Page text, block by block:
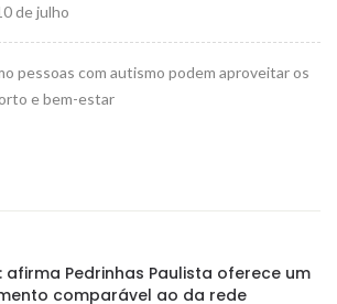
de julho
pessoas com autismo podem aproveitar os
e bem-estar
afirma Pedrinhas Paulista oferece um
comparável ao da rede